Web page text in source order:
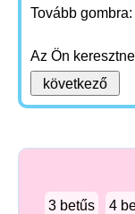
Tovább gombra:
Az Ön
3 betűs 4